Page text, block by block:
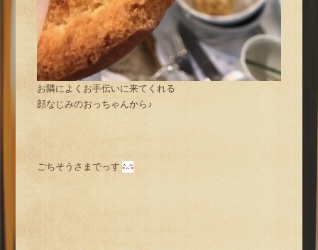
お隣によくお手伝いに来てくれる
顔なじみのおっちゃんから♪
ごちそうさまでっす